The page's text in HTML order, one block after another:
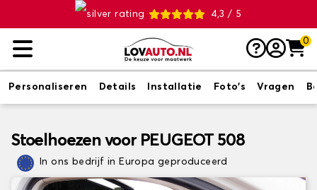
4,3 / 5
0
Personaliseren Details Installatie Foto's Vragen
Stoelhoezen voor PEUGEOT 508
In ons bedrijf in Europa geproduceerd